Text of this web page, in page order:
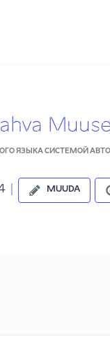
ЯЗЫКА СИСТЕМОЙ
MUUDA